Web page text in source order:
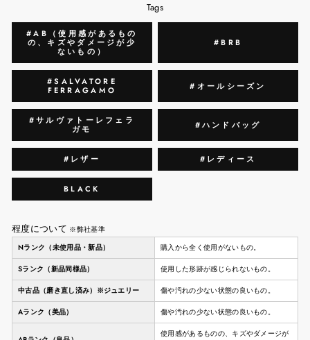
Tags
#AB（使用感があるもの
の、キズやダメージが少
ないもの）
#BRB
#SALVATORE
FERRAGAMO
#オールシーズン
#サルヴァトーレフェラ
ガモ
#ハンドバッグ
#レザー #レディース
BLACK
程度について ※弊社基準
Nランク（未使用品・新品）
購入から全く使用がないもの。
Sランク（新品同様品） 使用した形跡が感じられないもの。
中古品（磨き直し済み）※ジュエリー 傷や汚れの少ない状態の良いもの。
Aランク（美品） 傷や汚れの少ない状態の良いもの。
使用感があるものの、キズやダメージが